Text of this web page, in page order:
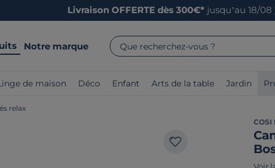
Livraison OFFERTE dès 300€* jusqu’au 18/08
Notre marque Que recherchez-vous ?
de maison Déco Enfant Arts de la table Jardin
relax
COSI